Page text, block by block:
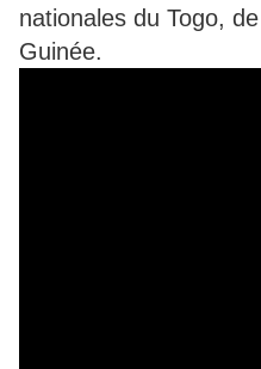
nationales du Togo,
Guinée.